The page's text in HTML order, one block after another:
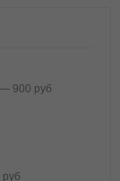
900 руб